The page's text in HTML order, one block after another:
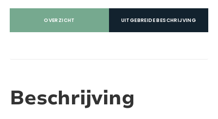
Aantal badkamers:
Airconditioning:
OVERZICHT UITGEBREIDE BESCHRIJVING
Beschrijving